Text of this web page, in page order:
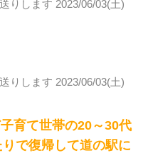
りします 2023/06/03(土)
りします 2023/06/03(土)
育て世帯の20～30代
で復帰して道の駅に